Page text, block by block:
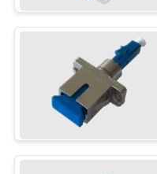
WYCIECZKA
FABRYCE
KONTROLA
JAKOŚCI